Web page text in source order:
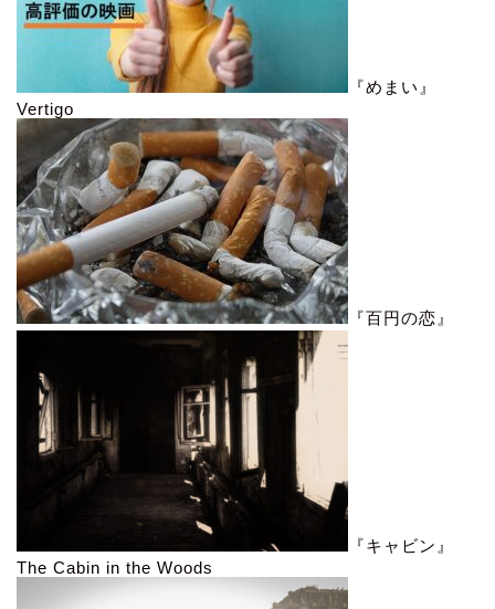
『めまい』
Vertigo
『百円の恋』
『キャビン』
The Cabin in the Woods